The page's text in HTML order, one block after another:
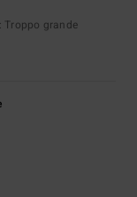
: Troppo grande